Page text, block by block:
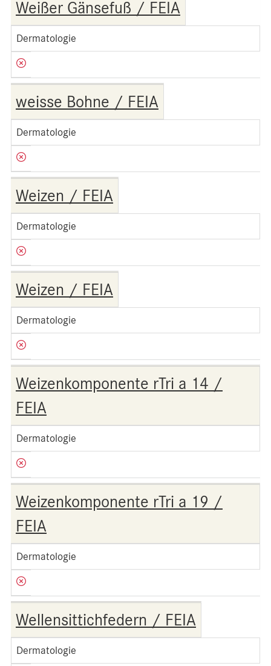
Weißer Gänsefuß / FEIA
Dermatologie
weisse Bohne / FEIA
Dermatologie
Weizen / FEIA
Dermatologie
Weizen / FEIA
Dermatologie
Weizenkomponente rTri a 14 /
FEIA
Dermatologie
Weizenkomponente rTri a 19 /
FEIA
Dermatologie
Wellensittichfedern / FEIA
Dermatologie